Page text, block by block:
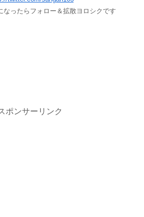
なったらフォロー＆拡散ヨロシクです
ポンサーリンク